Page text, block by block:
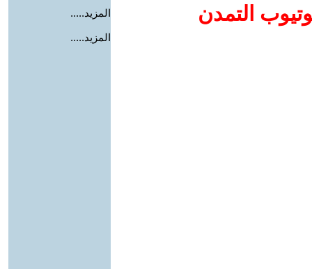
التمدن
المزيد.....
المزيد.....